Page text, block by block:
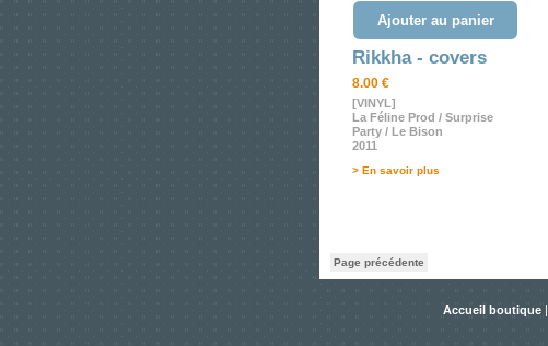
Ajouter au panier
Rikkha - covers
8.00 €
[VINYL]
La Féline Prod / Surprise
Party / Le Bison
2011
> En savoir plus
Page précédente
Accueil boutique |